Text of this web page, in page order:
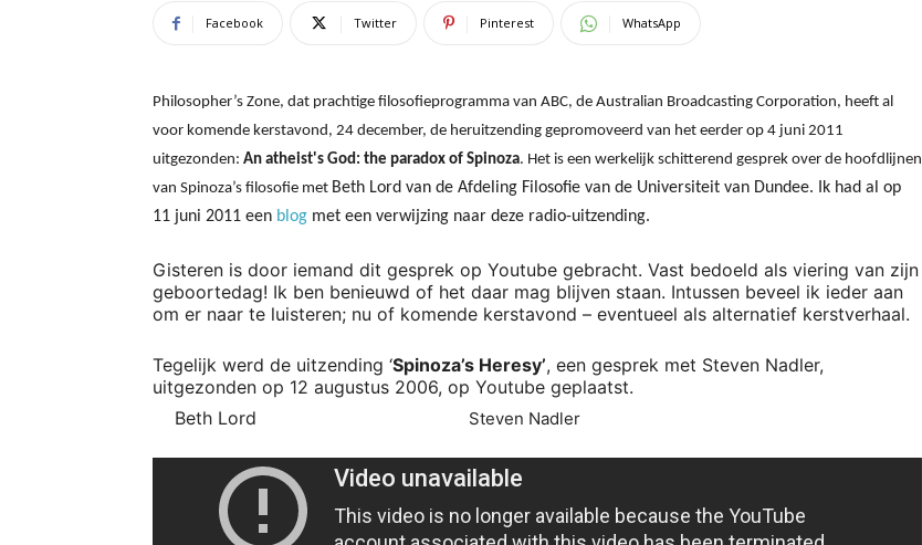
Facebook Twitter Pinterest WhatsApp
Philosopher’s Zone, dat prachtige filosofieprogramma van ABC, de Australian Broadcasting Corporation, heeft al
voor komende kerstavond, 24 december, de heruitzending gepromoveerd van het eerder op 4 juni 2011
uitgezonden: An atheist's God: the paradox of Spinoza. Het is een werkelijk schitterend gesprek over de hoofdlijnen
van Spinoza’s filosofie met Beth Lord van de Afdeling Filosofie van de Universiteit van Dundee. Ik had al op
11 juni 2011 een blog met een verwijzing naar deze radio-uitzending.
Gisteren is door iemand dit gesprek op Youtube gebracht. Vast bedoeld als viering van zijn
geboortedag! Ik ben benieuwd of het daar mag blijven staan. Intussen beveel ik ieder aan
om er naar te luisteren; nu of komende kerstavond – eventueel als alternatief kerstverhaal.
Tegelijk werd de uitzending ‘Spinoza’s Heresy’, een gesprek met Steven Nadler,
uitgezonden op 12 augustus 2006, op Youtube geplaatst.
Beth Lord Steven Nadler